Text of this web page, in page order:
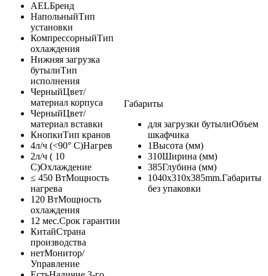
AELБренд
НапольныйТип
установки
КомпрессорныйТип
охлаждения
Нижняя загрузка
бутылиТип
исполнения
ЧерныйЦвет/
материал корпуса
ЧерныйЦвет/
материал вставки
КнопкиТип кранов
4л/ч (<90° С)Нагрев
2л/ч ( 10
С)Охлаждение
≤ 450 ВтМощность
нагрева
120 ВтМощность
охлаждения
12 мес.Срок гарантии
КитайСтрана
производства
нетМонитор/
Управление
Габариты
для загрузки бутылиОбъем
шкафчика
1Высота (мм)
310Ширина (мм)
385Глубина (мм)
1040x310x385mm.Габариты
без упаковки